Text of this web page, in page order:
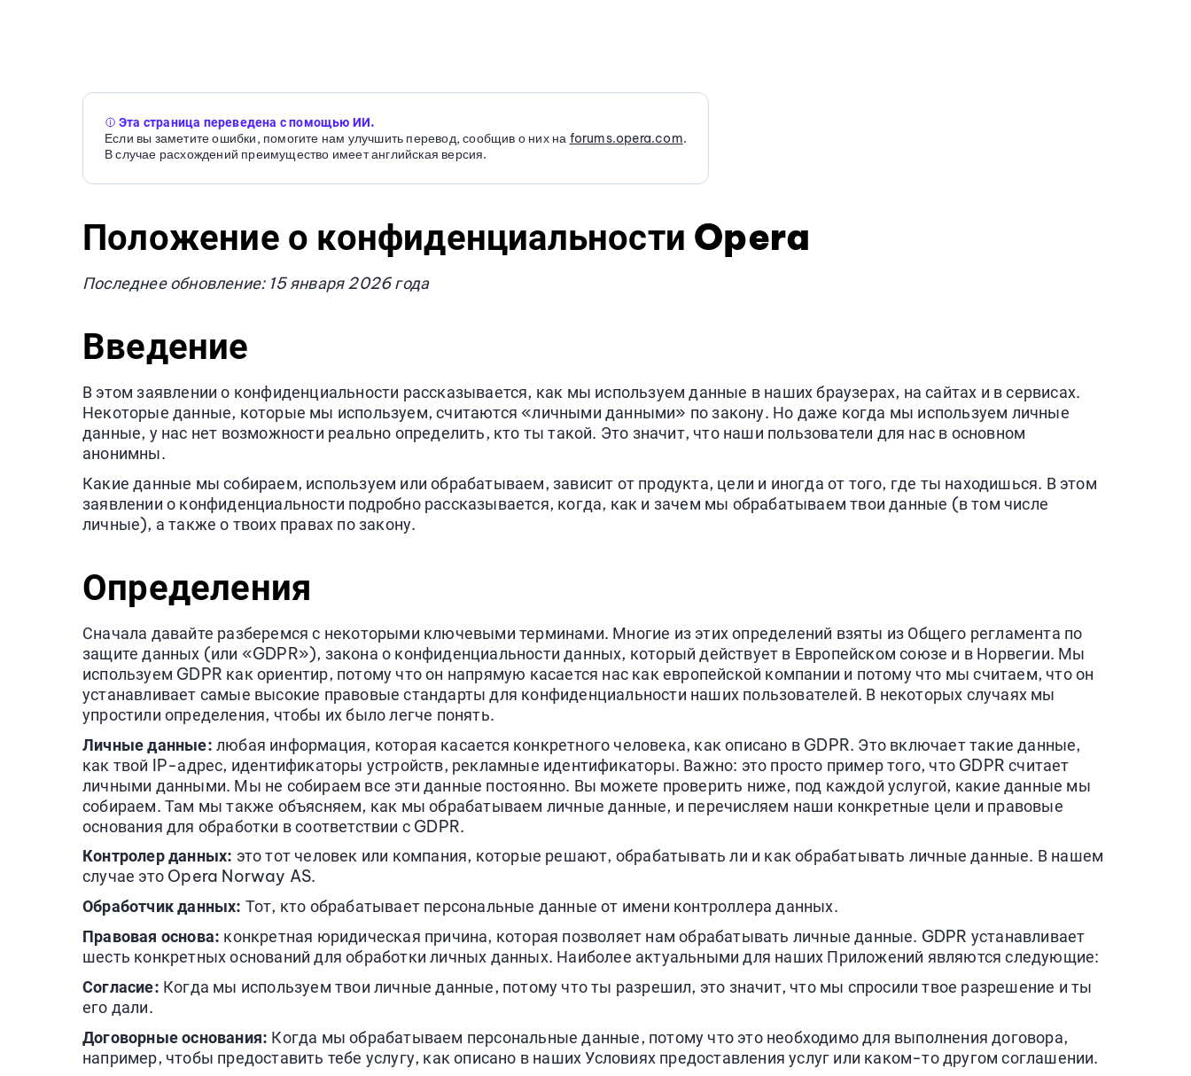
Эта страница переведена с помощью ИИ.
Если вы заметите ошибки, помогите нам улучшить перевод, сообщив о них на forums.opera.com.
В случае расхождений преимущество имеет английская версия.
Положение о конфиденциальности Opera
Последнее обновление: 15 января 2026 года
Введение
В этом заявлении о конфиденциальности рассказывается, как мы используем данные в наших браузерах, на сайтах и в сервисах.
Некоторые данные, которые мы используем, считаются «личными данными» по закону. Но даже когда мы используем личные
данные, у нас нет возможности реально определить, кто ты такой. Это значит, что наши пользователи для нас в основном
анонимны.
Какие данные мы собираем, используем или обрабатываем, зависит от продукта, цели и иногда от того, где ты находишься. В этом
заявлении о конфиденциальности подробно рассказывается, когда, как и зачем мы обрабатываем твои данные (в том числе
личные), а также о твоих правах по закону.
Определения
Сначала давайте разберемся с некоторыми ключевыми терминами. Многие из этих определений взяты из Общего регламента по
защите данных (или «GDPR»), закона о конфиденциальности данных, который действует в Европейском союзе и в Норвегии. Мы
используем GDPR как ориентир, потому что он напрямую касается нас как европейской компании и потому что мы считаем, что он
устанавливает самые высокие правовые стандарты для конфиденциальности наших пользователей. В некоторых случаях мы
упростили определения, чтобы их было легче понять.
Личные данные: любая информация, которая касается конкретного человека, как описано в GDPR. Это включает такие данные,
как твой IP-адрес, идентификаторы устройств, рекламные идентификаторы. Важно: это просто пример того, что GDPR считает
личными данными. Мы не собираем все эти данные постоянно. Вы можете проверить ниже, под каждой услугой, какие данные мы
собираем. Там мы также объясняем, как мы обрабатываем личные данные, и перечисляем наши конкретные цели и правовые
основания для обработки в соответствии с GDPR.
Контролер данных: это тот человек или компания, которые решают, обрабатывать ли и как обрабатывать личные данные. В нашем
случае это Opera Norway AS.
Обработчик данных: Тот, кто обрабатывает персональные данные от имени контроллера данных.
Правовая основа: конкретная юридическая причина, которая позволяет нам обрабатывать личные данные. GDPR устанавливает
шесть конкретных оснований для обработки личных данных. Наиболее актуальными для наших Приложений являются следующие:
Согласие: Когда мы используем твои личные данные, потому что ты разрешил, это значит, что мы спросили твое разрешение и ты
его дали.
Договорные основания: Когда мы обрабатываем персональные данные, потому что это необходимо для выполнения договора,
например, чтобы предоставить тебе услугу, как описано в наших Условиях предоставления услуг или каком-то другом соглашении.